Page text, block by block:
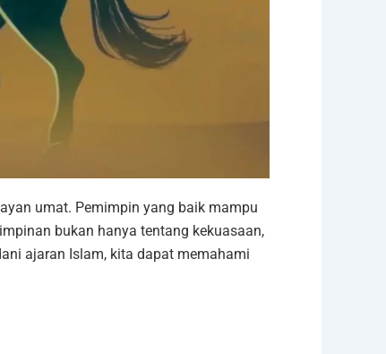
umat. Pemimpin yang baik mampu
bukan hanya tentang kekuasaan,
ajaran Islam, kita dapat memahami